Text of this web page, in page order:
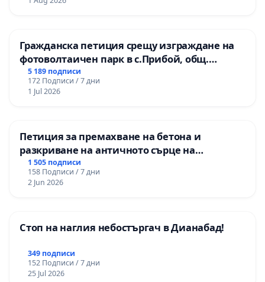
Гражданска петиция срещу изграждане на
фотоволтаичен парк в с.Прибой, общ.
Радомир
5 189 подписи
172 Подписи / 7 дни
1 Jul 2026
Петиция за премахване на бетона и
разкриване на античното сърце на
Могиланската могила във Враца
1 505 подписи
158 Подписи / 7 дни
2 Jun 2026
Стоп на наглия небостъргач в Дианабад!
349 подписи
152 Подписи / 7 дни
25 Jul 2026